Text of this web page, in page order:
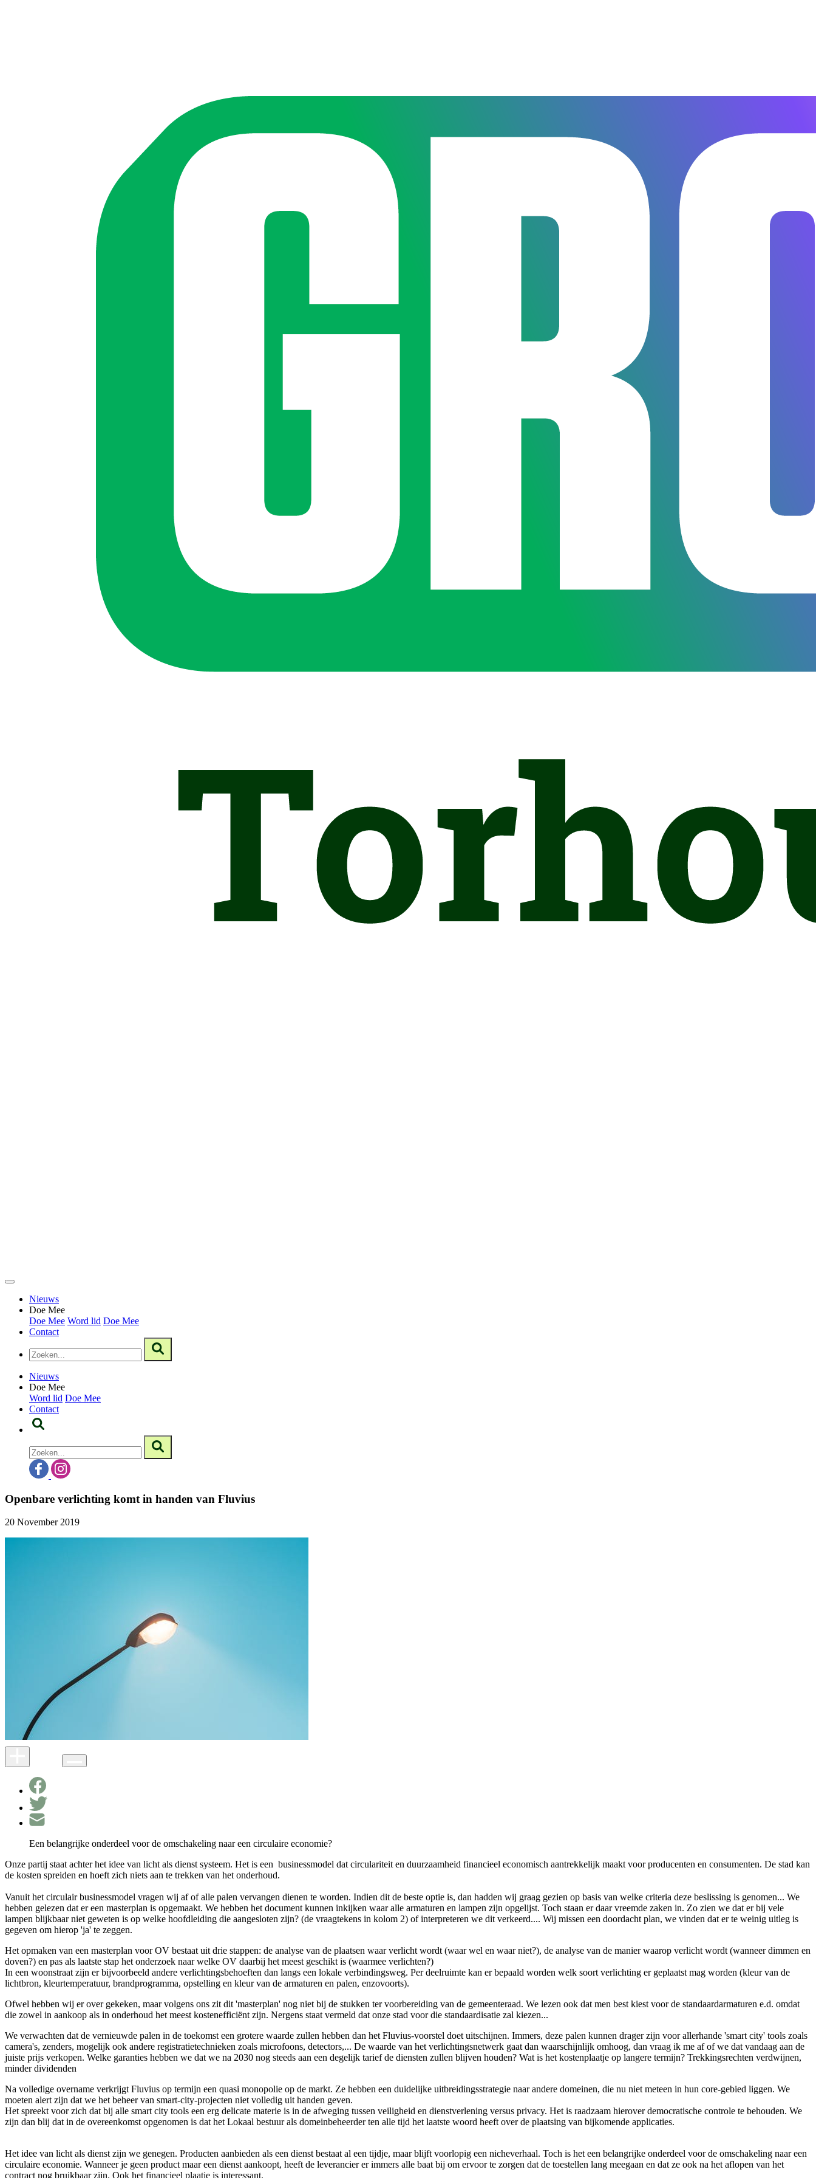
Nieuws
Doe Mee
Doe Mee Word lid Doe Mee
Contact
Nieuws
Doe Mee
Word lid Doe Mee
Contact
Openbare verlichting komt in handen van Fluvius
20 November 2019
Een belangrijke onderdeel voor de omschakeling naar een circulaire economie?
Onze partij staat achter het idee van licht als dienst systeem. Het is een businessmodel dat circulariteit en duurzaamheid financieel economisch aantrekkelijk maakt voor producenten en consumenten. De stad kan
de kosten spreiden en hoeft zich niets aan te trekken van het onderhoud.
Vanuit het circulair businessmodel vragen wij af of alle palen vervangen dienen te worden. Indien dit de beste optie is, dan hadden wij graag gezien op basis van welke criteria deze beslissing is genomen... We
hebben gelezen dat er een masterplan is opgemaakt. We hebben het document kunnen inkijken waar alle armaturen en lampen zijn opgelijst. Toch staan er daar vreemde zaken in. Zo zien we dat er bij vele
lampen blijkbaar niet geweten is op welke hoofdleiding die aangesloten zijn? (de vraagtekens in kolom 2) of interpreteren we dit verkeerd.... Wij missen een doordacht plan, we vinden dat er te weinig uitleg is
gegeven om hierop 'ja' te zeggen.
Het opmaken van een masterplan voor OV bestaatuit drie stappen: de analyse van de plaatsen waar verlicht wordt (waar wel en waar niet?), de analyse van de manier waarop verlicht wordt (wanneer dimmen en
doven?) en pas als laatste stap het onderzoek naar welke OV daarbij het meest geschikt is (waarmee verlichten?)
In een woonstraat zijn er bijvoorbeeld andere verlichtingsbehoeften dan langs een lokale verbindingsweg. Per deelruimte kan er bepaald worden welk soort verlichting er geplaatst mag worden (kleur van de
lichtbron, kleurtemperatuur, brandprogramma, opstelling en kleur van de armaturen en palen, enzovoorts).
Ofwel hebben wij er over gekeken, maar volgens ons zit dit 'masterplan' nog niet bij de stukken ter voorbereiding van de gemeenteraad. We lezen ook dat men best kiest voor de standaardarmaturen e.d. omdat
die zowel in aankoop als in onderhoud het meest kostenefficiënt zijn. Nergens staat vermeld dat onze stad voor die standaardisatie zal kiezen...
We verwachten dat de vernieuwde palen in de toekomst een grotere waarde zullen hebben dan het Fluvius-voorstel doet uitschijnen. Immers, deze palen kunnen drager zijn voor allerhande 'smart city' tools zoals
camera's, zenders, mogelijk ook andere registratietechnieken zoals microfoons, detectors,... De waarde van het verlichtingsnetwerk gaat dan waarschijnlijk omhoog, dan vraag ik me af of we dat vandaag aan de
juiste prijs verkopen. Welke garanties hebben we dat we na 2030 nog steeds aan een degelijk tarief de diensten zullen blijven houden? Wat is het kostenplaatje op langere termijn? Trekkingsrechten verdwijnen,
minderdividenden
Na volledige overname verkrijgt Fluvius op termijn een quasi monopolie op de markt. Ze hebben een duidelijke uitbreidingsstrategie naar andere domeinen, die nu niet meteen in hun core-gebied liggen. We
moeten alert zijn dat we het beheer van smart-city-projecten niet volledig uit handen geven.
Het spreekt voor zich dat bij alle smart city tools een erg delicate materie is in de afweging tussen veiligheid en dienstverlening versus privacy. Het is raadzaam hierover democratische controle te behouden. We
zijn dan blij dat in de overeenkomst opgenomen is dat het Lokaal bestuur als domeinbeheerder ten alle tijd het laatste woord heeft over de plaatsing van bijkomende applicaties.
Het idee van licht als dienst zijn we genegen. Producten aanbieden als een dienst bestaat al een tijdje, maar blijft voorlopig een nicheverhaal. Toch is het een belangrijke onderdeel voor de omschakeling naar een
circulaire economie. Wanneer je geen product maar een dienst aankoopt, heeft de leverancier er immers alle baat bij om ervoor te zorgen dat de toestellen lang meegaan en dat ze ook na het aflopen van het
contract nog bruikbaar zijn. Ook het financieel plaatje is interessant.